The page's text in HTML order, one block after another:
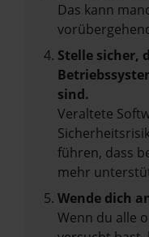
Das kann
Stelle sicher,
sind.
Veraltete
führen, dass
mehr
Wende dich
Wenn du alle